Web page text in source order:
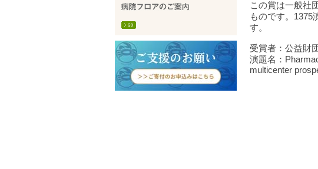
この賞は一般社
ものです。1375
す。
受賞者：公益財
演題名：
multicenter